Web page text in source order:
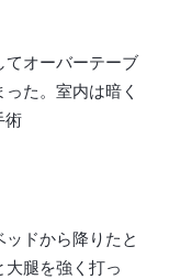
てオーバーテーブ
た。室内は暗く
術
ドから降りたと
腿を強く打っ